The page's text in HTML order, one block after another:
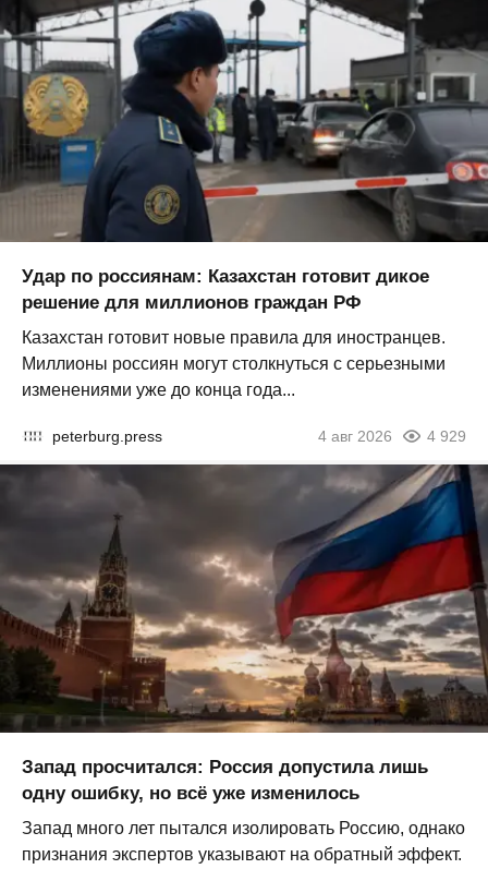
Удар по россиянам: Казахстан готовит дикое
решение для миллионов граждан РФ
Казахстан готовит новые правила для иностранцев.
Миллионы россиян могут столкнуться с серьезными
изменениями уже до конца года...
peterburg.press 4 авг 2026 4 929
Запад просчитался: Россия допустила лишь
одну ошибку, но всё уже изменилось
Запад много лет пытался изолировать Россию, однако
признания экспертов указывают на обратный эффект.